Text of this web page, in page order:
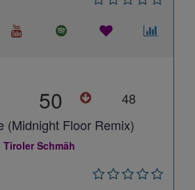
50
48
(Midnight Floor Remix)
Tiroler Schmäh